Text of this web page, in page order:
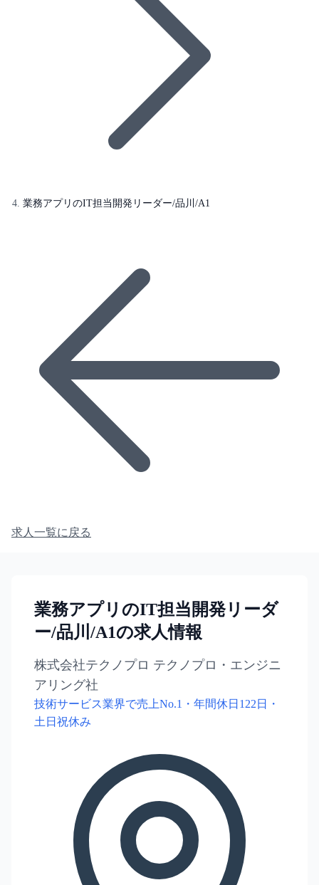
業務アプリのIT担当開発リーダー/品川/A1
求人一覧に戻る
業務アプリのIT担当開発リーダ
ー/品川/A1の求人情報
株式会社テクノプロ テクノプロ・エンジニ
アリング社
技術サービス業界で売上No.1・年間休日122日・
土日祝休み